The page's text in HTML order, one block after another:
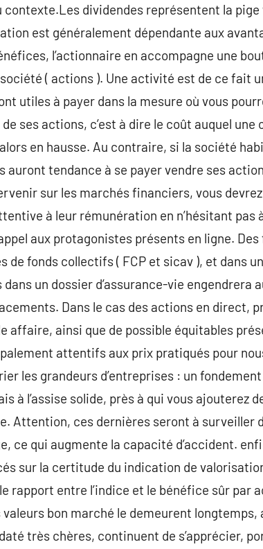
dividendes représentent la pige
est généralement dépendante aux
l’actionnaire en accompagne une
( actions ). Une activité est de ce fait
utiles à payer dans la mesure où vous
ses actions, c’est à dire le coût auquel
en hausse. Au contraire, si la société
auront tendance à se payer vendre ses
sur les marchés financiers, vous
à leur rémunération en n’hésitant pas
aux protagonistes présents en ligne.
de fonds collectifs ( FCP et sicav ), et dans
un dossier d’assurance-vie engendrera
Dans le cas des actions en direct,
affaire, ainsi que de possible équitables
attentifs aux prix pratiqués pour
les grandeurs d’entreprises : un
à l’assise solide, près à qui vous ajouterez
Attention, ces dernières seront à surveiller
ce qui augmente la capacité d’accident.
sur la certitude du indication de
rapport entre l’indice et le bénéfice sûr par
bon marché le demeurent longtemps,
très chères, continuent de s’apprécier,